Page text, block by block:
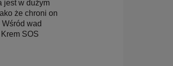
jest w dużym
że chroni on
wad
SOS